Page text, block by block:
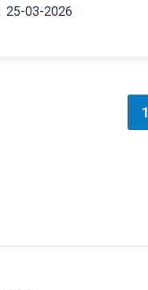
25-03-2026
1